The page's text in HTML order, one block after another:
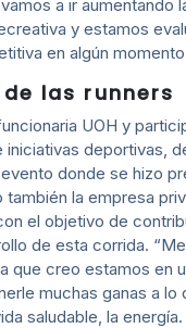
a ir aumentando
y estamos
en algún
las runners
UOH y
deportivas,
donde se hizo
también la empresa
el objetivo de
de esta corrida.
que creo estamos en
muchas ganas a lo
saludable, la